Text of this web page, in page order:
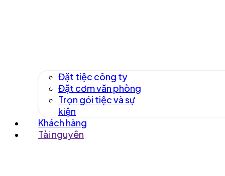
Đặt tiệc công ty
Đặt cơm văn phòng
Trọn gói tiệc và sự
kiện
Khách hàng
Tài nguyên